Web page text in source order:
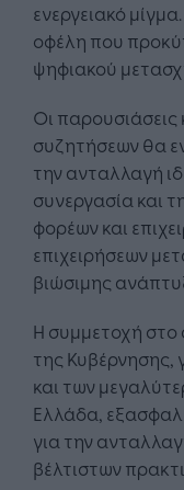
ενεργειακό
οφέλη που
ψηφιακού
Οι
συζητήσεων θα
την ανταλλαγή
συνεργασία και
φορέων και
επιχειρήσεων
βιώσιμης
Η συμμετοχή στο
της Κυβέρνησης,
και των
Ελλάδα,
για την
βέλτιστων